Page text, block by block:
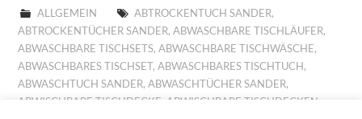
ALLGEMEIN ABTROCKENTUCH SANDER,
ABTROCKENTÜCHER SANDER,ABWASCHBARE TISCHLÄUFER,
ABWASCHBARE TISCHSETS,ABWASCHBARE TISCHWÄSCHE,
ABWASCHBARES TISCHSET,ABWASCHBARES TISCHTUCH,
ABWASCHTUCH SANDER,ABWASCHTÜCHER SANDER,
ABWISCHBARE TISCHDECKE
ABWISCHBARE TISCHDECKEN